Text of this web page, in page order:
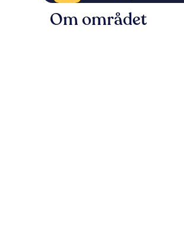
Om området